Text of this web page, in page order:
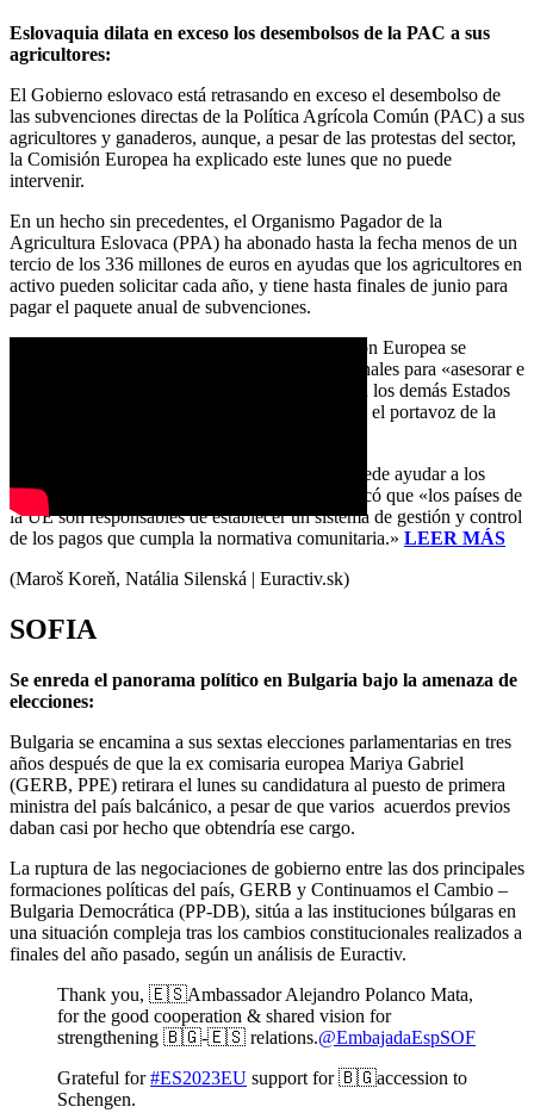
Eslovaquia dilata en exceso los desembolsos de la PAC a sus
agricultores:
El Gobierno eslovaco está retrasando en exceso el desembolso de
las subvenciones directas de la Política Agrícola Común (PAC) a sus
agricultores y ganaderos, aunque, a pesar de las protestas del sector,
la Comisión Europea ha explicado este lunes que no puede
intervenir.
En un hecho sin precedentes, el Organismo Pagador de la
Agricultura Eslovaca (PPA) ha abonado hasta la fecha menos de un
tercio de los 336 millones de euros en ayudas que los agricultores en
activo pueden solicitar cada año, y tiene hasta finales de junio para
pagar el paquete anual de subvenciones.
Consciente de la compleja situación, la Comisión Europea se
mantiene en contacto con las autoridades nacionales para «asesorar e
intercambiar buenas prácticas», al igual que con los demás Estados
miembros, según explicó a Euractiv-Eslovaquia el portavoz de la
Sin embargo, Bruselas ha subrayado que no puede ayudar a los
agricultores eslovacos en este asunto. Gill explicó que «los países de
la UE son responsables de establecer un sistema de gestión y control
de los pagos que cumpla la normativa comunitaria.» LEER MÁS
(Maroš Koreň, Natália Silenská | Euractiv.sk)
SOFIA
Se enreda el panorama político en Bulgaria bajo la amenaza de
elecciones:
Bulgaria se encamina a sus sextas elecciones parlamentarias en tres
años después de que la ex comisaria europea Mariya Gabriel
(GERB, PPE) retirara el lunes su candidatura al puesto de primera
ministra del país balcánico, a pesar de que varios acuerdos previos
daban casi por hecho que obtendría ese cargo.
La ruptura de las negociaciones de gobierno entre las dos principales
formaciones políticas del país, GERB y Continuamos el Cambio –
Bulgaria Democrática (PP-DB), sitúa a las instituciones búlgaras en
una situación compleja tras los cambios constitucionales realizados a
finales del año pasado, según un análisis de Euractiv.
Thank you, 🇪🇸Ambassador Alejandro Polanco Mata,
for the good cooperation & shared vision for
strengthening 🇧🇬-🇪🇸 relations.@EmbajadaEspSOF
Grateful for#ES2023EU support for 🇧🇬accession to
Schengen.